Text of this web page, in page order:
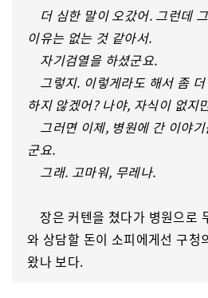
더 심한 말이 오갔어. 그런데
이유는 없는 것 같아서.
자기검열을 하셨군요.
그렇지. 이렇게라도 해서 좀
하지 않겠어? 나야, 자식이 없지
그러면 이제, 병원에 간 이야
군요.
그래. 고마워, 무레나.
장은 커텐을 쳤다가 병원으로
와 상담할 돈이 소피에게선 구청
왔나 보다.